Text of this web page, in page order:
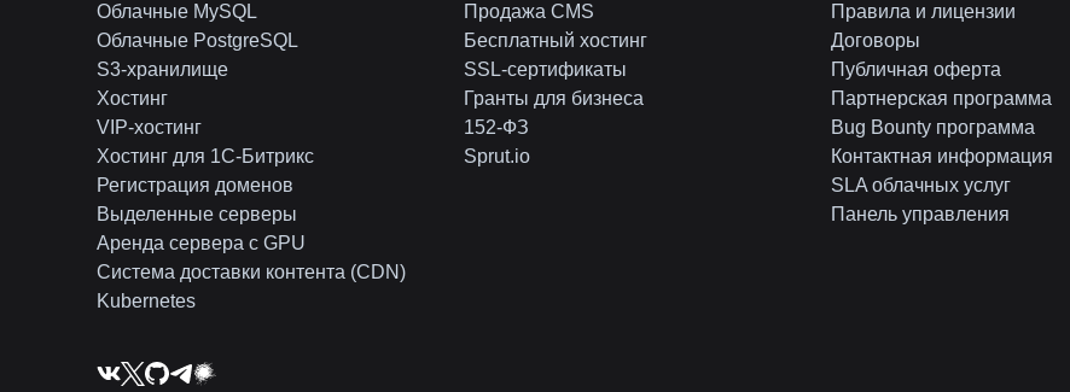
Облачные MySQL
Облачные PostgreSQL
S3-хранилище
Хостинг
VIP-хостинг
Хостинг для 1C-Битрикс
Регистрация доменов
Выделенные серверы
Аренда сервера с GPU
Система доставки контента (CDN)
Kubernetes
Продажа CMS
Бесплатный хостинг
SSL-сертификаты
Гранты для бизнеса
152-ФЗ
Sprut.io
Правила и лицензии
Договоры
Публичная оферта
Партнерская программа
Bug Bounty программа
Контактная информация
SLA облачных услуг
Панель управления